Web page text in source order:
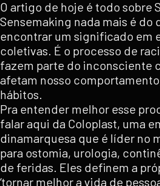
O artigo de hoje é todo sobre
Sensemaking nada mais é do
encontrar um significado em
coletivas. É o processo de
fazem parte do inconsciente
afetam nosso
hábitos.
Pra entender melhor esse
falar aqui da Coloplast, uma
dinamarquesa que é líder no
para ostomia, urologia,
de feridas. Eles definem a
‘tornar melhor a vida de